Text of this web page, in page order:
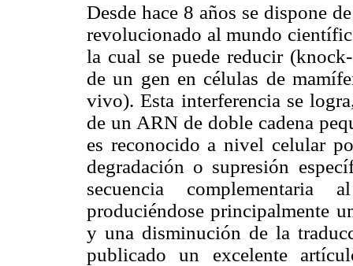
Desde hace 8 años se dispone
revolucionado al mundo
la cual se puede reducir
de un gen en células de
vivo). Esta interferencia se
de un ARN de doble cadena
es reconocido a nivel celular
degradación o supresión
secuencia
produciéndose principalmente
y una disminución de la
publicado un excelente